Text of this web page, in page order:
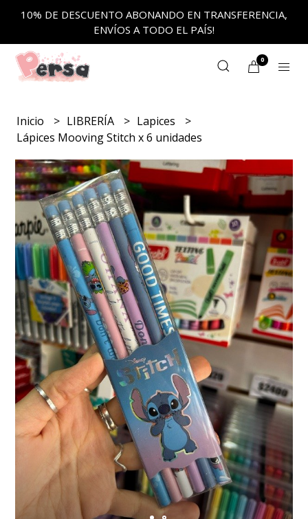
10% DE DESCUENTO ABONANDO EN TRANSFERENCIA,
ENVÍOS A TODO EL PAÍS!
0
Inicio LIBRERÍA
Lapices
Lápices Mooving Stitch x 6 unidades